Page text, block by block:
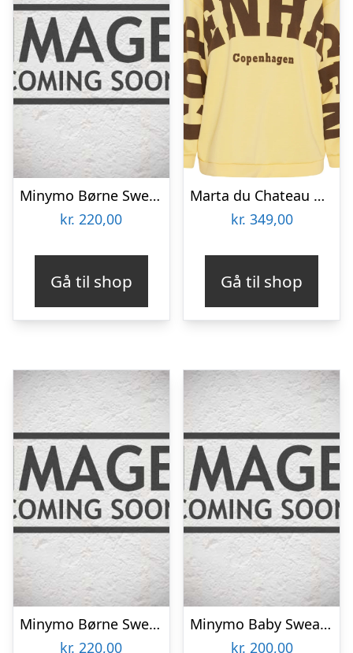
Minymo Børne Sweatsæt – Chipmunk – 98
kr. 220,00
Gå til shop
Marta du Chateau dame sweatshirt MdcHibiscus 22659 – Yellow/Moro
kr. 349,00
Gå til shop
Minymo Børne Sweatsæt – Dark Grey Melange – 140
kr. 220,00
Minymo Baby Sweatsæt – Dark Olive – 80
kr. 200,00